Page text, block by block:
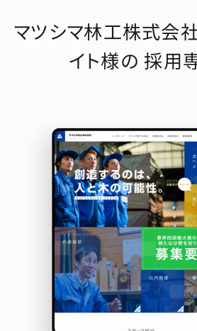
マツシマ林工株式会
イト様の 採用